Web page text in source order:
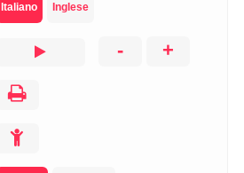
Italiano Inglese
- +